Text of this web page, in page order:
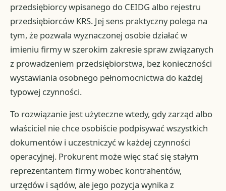
przedsiębiorcy wpisanego do CEIDG albo rejestru
przedsiębiorców KRS. Jej sens praktyczny polega na
tym, że pozwala wyznaczonej osobie działać w
imieniu firmy w szerokim zakresie spraw związanych
z prowadzeniem przedsiębiorstwa, bez konieczności
wystawiania osobnego pełnomocnictwa do każdej
typowej czynności.
To rozwiązanie jest użyteczne wtedy, gdy zarząd albo
właściciel nie chce osobiście podpisywać wszystkich
dokumentów i uczestniczyć w każdej czynności
operacyjnej. Prokurent może więc stać się stałym
reprezentantem firmy wobec kontrahentów,
urzędów i sądów, ale jego pozycja wynika z